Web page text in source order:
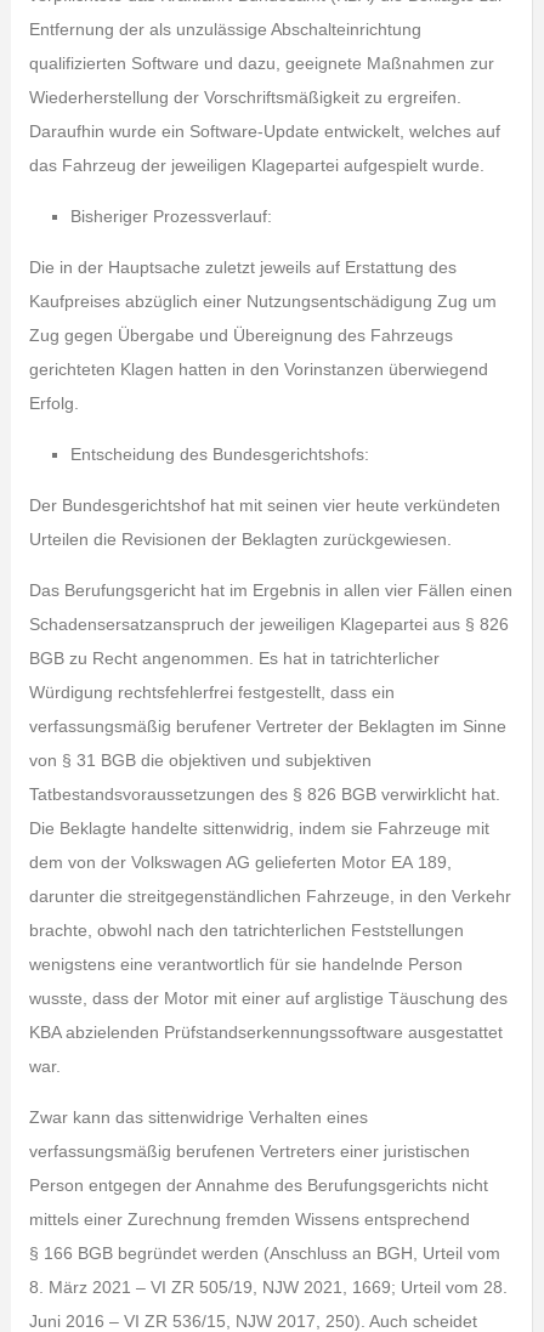
Entfernung der als unzulässige Abschalteinrichtung
qualifizierten Software und dazu, geeignete Maßnahmen zur
Wiederherstellung der Vorschriftsmäßigkeit zu ergreifen.
Daraufhin wurde ein Software-Update entwickelt, welches auf
das Fahrzeug der jeweiligen Klagepartei aufgespielt wurde.
Bisheriger Prozessverlauf:
Die in der Hauptsache zuletzt jeweils auf Erstattung des
Kaufpreises abzüglich einer Nutzungsentschädigung Zug um
Zug gegen Übergabe und Übereignung des Fahrzeugs
gerichteten Klagen hatten in den Vorinstanzen überwiegend
Erfolg.
Entscheidung des Bundesgerichtshofs:
Der Bundesgerichtshof hat mit seinen vier heute verkündeten
Urteilen die Revisionen der Beklagten zurückgewiesen.
Das Berufungsgericht hat im Ergebnis in allen vier Fällen einen
Schadensersatzanspruch der jeweiligen Klagepartei aus § 826
BGB zu Recht angenommen. Es hat in tatrichterlicher
Würdigung rechtsfehlerfrei festgestellt, dass ein
verfassungsmäßig berufener Vertreter der Beklagten im Sinne
von § 31 BGB die objektiven und subjektiven
Tatbestandsvoraussetzungen des § 826 BGB verwirklicht hat.
Die Beklagte handelte sittenwidrig, indem sie Fahrzeuge mit
dem von der Volkswagen AG gelieferten Motor EA 189,
darunter die streitgegenständlichen Fahrzeuge, in den Verkehr
brachte, obwohl nach den tatrichterlichen Feststellungen
wenigstens eine verantwortlich für sie handelnde Person
wusste, dass der Motor mit einer auf arglistige Täuschung des
KBA abzielenden Prüfstandserkennungssoftware ausgestattet
war.
Zwar kann das sittenwidrige Verhalten eines
verfassungsmäßig berufenen Vertreters einer juristischen
Person entgegen der Annahme des Berufungsgerichts nicht
mittels einer Zurechnung fremden Wissens entsprechend
§ 166 BGB begründet werden (Anschluss an BGH, Urteil vom
8. März 2021 – VI ZR 505/19, NJW 2021, 1669; Urteil vom 28.
Juni 2016 – VI ZR 536/15, NJW 2017, 250). Auch scheidet